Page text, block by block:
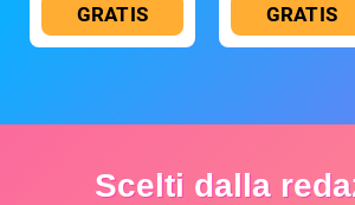
GRATIS GRATIS
Scelti dalla